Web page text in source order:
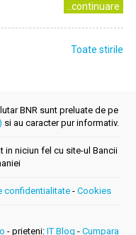
..continuare
Toate stirile
BNR sunt preluate de pe
si au caracter pur informativ.
in niciun fel cu site-ul Bancii
confidentialitate - Cookies
- prieteni: IT Blog - Cumpara